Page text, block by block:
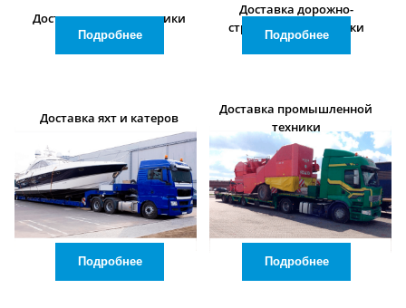
Доставка сельхозтехники
Доставка дорожно-
строительной техники
Подробнее Подробнее
Доставка яхт и катеров
Доставка промышленной
техники
Подробнее Подробнее